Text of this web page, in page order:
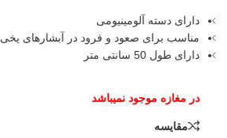
دارای دسته آلومینیومی
مناسب برای صعود و فرود در آبشارهای یخی
دارای طول 50 سانتی متر
مقایسه